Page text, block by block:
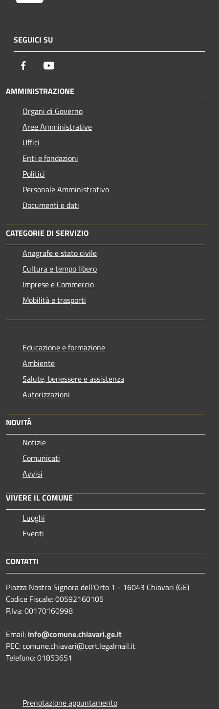
SEGUICI SU
Facebook
AMMINISTRAZIONE
Organi di Governo
Aree Amministrative
Uffici
Enti e fondazioni
Politici
Personale Amministrativo
Documenti e dati
CATEGORIE DI SERVIZIO
Anagrafe e stato civile
Cultura e tempo libero
Imprese e Commercio
Mobilità e trasporti
Educazione e formazione
Ambiente
Salute, benessere e assistenza
Autorizzazioni
NOVITÀ
Notizie
Comunicati
Avvisi
VIVERE IL COMUNE
Luoghi
Eventi
CONTATTI
Piazza Nostra Signora dell'Orto 1 - 16043 Chiavari (GE)
Codice Fiscale: 00592160105
P.Iva: 00170160998
Email: info@comune.chiavari.ge.it
PEC: comune.chiavari@cert.legalmail.it
Telefono: 01853651
Prenotazione appuntamento